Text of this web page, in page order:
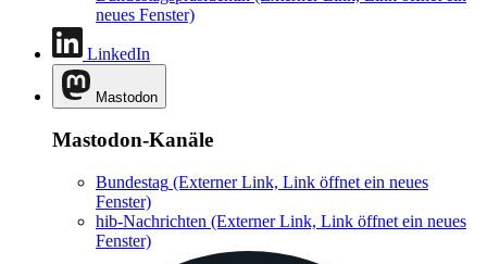
neues Fenster)
LinkedIn
Mastodon
Mastodon-Kanäle
Bundestag (Externer Link, Link öffnet ein neues
Fenster)
hib-Nachrichten (Externer Link, Link öffnet ein neues
Fenster)